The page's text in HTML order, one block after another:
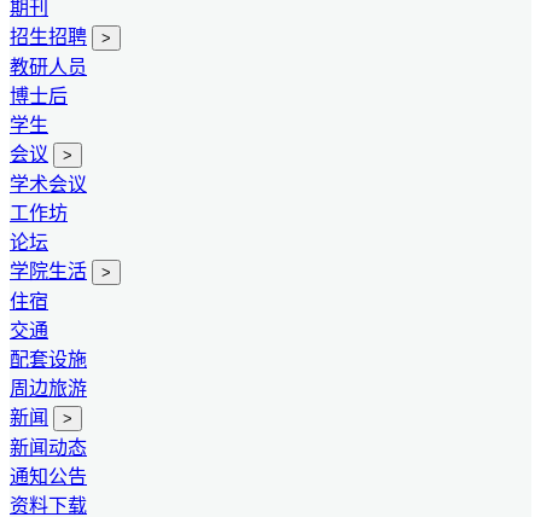
期刊
招生招聘
>
教研人员
博士后
学生
会议
>
学术会议
工作坊
论坛
学院生活
>
住宿
交通
配套设施
周边旅游
新闻
>
新闻动态
通知公告
资料下载